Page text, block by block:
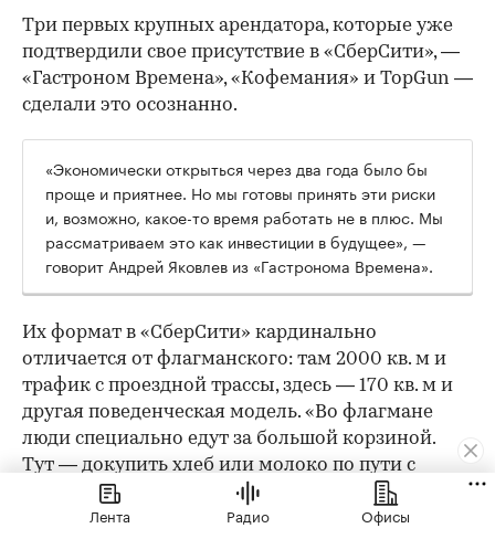
Три первых крупных арендатора, которые уже
подтвердили свое присутствие в «СберСити», —
«Гастроном Времена», «Кофемания» и TopGun —
сделали это осознанно.
«Экономически открыться через два года было бы
проще и приятнее. Но мы готовы принять эти риски
и, возможно, какое-то время работать не в плюс. Мы
рассматриваем это как инвестиции в будущее», —
говорит Андрей Яковлев из «Гастронома Времена».
Их формат в «СберСити» кардинально
отличается от флагманского: там 2000 кв. м и
трафик с проездной трассы, здесь — 170 кв. м и
другая поведенческая модель. «Во флагмане
люди специально едут за большой корзиной.
Тут — докупить хлеб или молоко по пути с
работы», — объясняет он. По уровню дохода
аудитория похожая, но поведенчески — иная.
Лента Радио Офисы